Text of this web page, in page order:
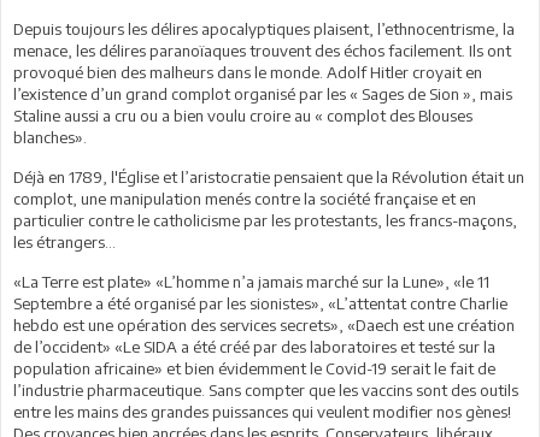
Depuis toujours les délires apocalyptiques plaisent, l’ethnocentrisme, la
menace, les délires paranoïaques trouvent des échos facilement. Ils ont
provoqué bien des malheurs dans le monde. Adolf Hitler croyait en
l’existence d’un grand complot organisé par les « Sages de Sion », mais
Staline aussi a cru ou a bien voulu croire au « complot des Blouses
blanches».
Déjà en 1789, l'Église et l’aristocratie pensaient que la Révolution était un
complot, une manipulation menés contre la société française et en
particulier contre le catholicisme par les protestants, les francs-maçons,
les étrangers...
«La Terre est plate» «L’homme n’a jamais marché sur la Lune», «le 11
Septembre a été organisé par les sionistes», «L’attentat contre Charlie
hebdo est une opération des services secrets», «Daech est une création
de l’occident» «Le SIDA a été créé par des laboratoires et testé sur la
population africaine» et bien évidemment le Covid-19 serait le fait de
l’industrie pharmaceutique. Sans compter que les vaccins sont des outils
entre les mains des grandes puissances qui veulent modifier nos gènes!